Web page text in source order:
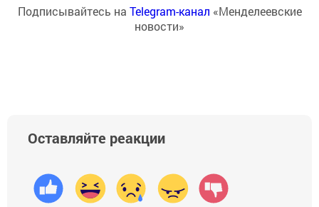
Подписывайтесь на Telegram-канал «Менделеевские
новости»
Оставляйте реакции